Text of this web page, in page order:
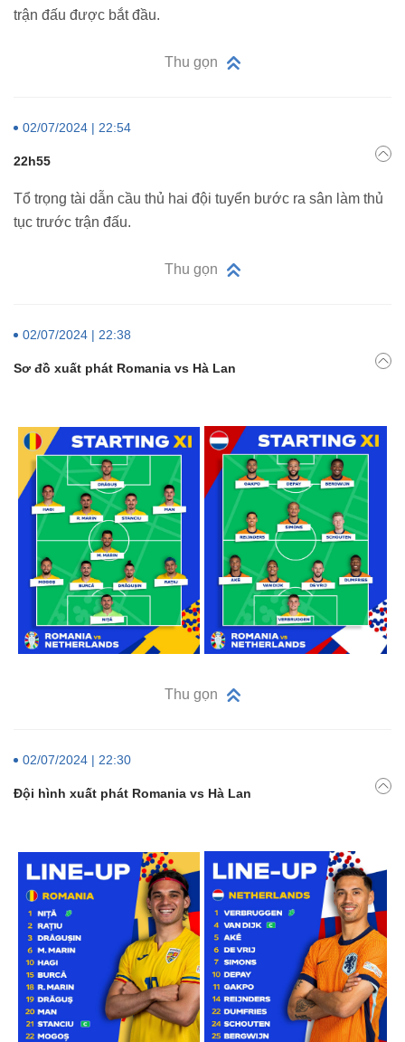
trận đấu được bắt đầu.
Thu gọn
02/07/2024 | 22:54
22h55
Tổ trọng tài dẫn cầu thủ hai đội tuyển bước ra sân làm thủ
tục trước trận đấu.
Thu gọn
02/07/2024 | 22:38
Sơ đồ xuất phát Romania vs Hà Lan
Thu gọn
02/07/2024 | 22:30
Đội hình xuất phát Romania vs Hà Lan